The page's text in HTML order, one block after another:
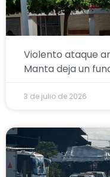
Violento ataque
Manta deja un
3 de julio de 2026